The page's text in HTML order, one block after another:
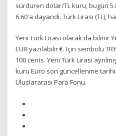
sürdüren dolar/TL kuru, bugün
6.60'a dayandı. Türk Lirası (TL),
Yeni Türk Lirası olarak da bilinir
EUR yazılabilir €. Için sembolü
100 cents. Yeni Türk Lirası
kuru Euro son güncellenme
Uluslararası Para Fonu.